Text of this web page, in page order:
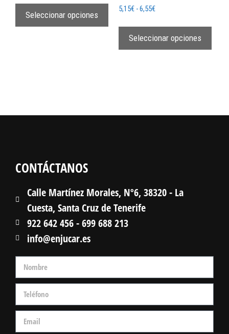
Seleccionar opciones
5,15€ -6,55€
Seleccionar opciones
CONTÁCTANOS
Calle Martínez Morales, Nº6, 38320 - La
Cuesta, Santa Cruz de Tenerife
922 642 456 - 699 688 213
info@enjucar.es